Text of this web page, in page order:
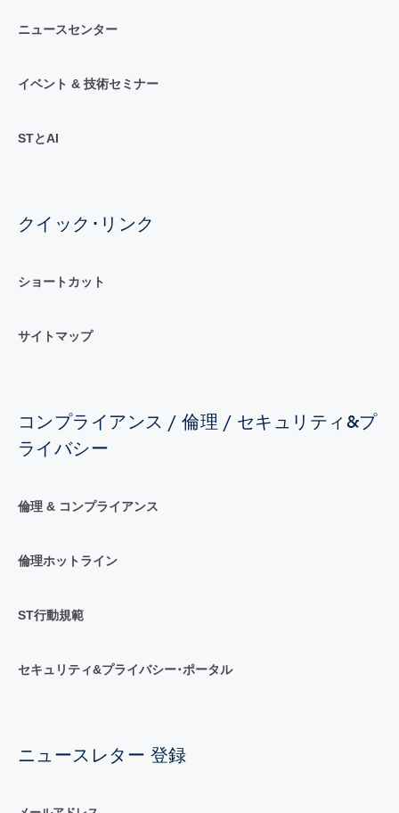
ニュースセンター
イベント & 技術セミナー
STとAI
クイック･リンク
ショートカット
サイトマップ
コンプライアンス / 倫理 / セキュリティ&プ
ライバシー
倫理 & コンプライアンス
倫理ホットライン
ST行動規範
セキュリティ&プライバシー･ポータル
ニュースレター 登録